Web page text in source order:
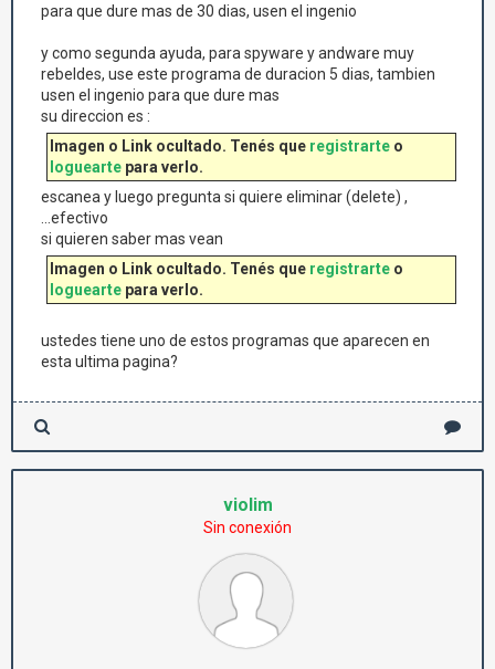
para que dure mas de 30 dias, usen el ingenio
y como segunda ayuda, para spyware y andware muy
rebeldes, use este programa de duracion 5 dias, tambien
usen el ingenio para que dure mas
su direccion es :
Imagen o Link ocultado. Tenés que registrarte o
loguearte para verlo.
escanea y luego pregunta si quiere eliminar (delete) ,
...efectivo
si quieren saber mas vean
Imagen o Link ocultado. Tenés que registrarte o
loguearte para verlo.
ustedes tiene uno de estos programas que aparecen en
esta ultima pagina?
violim
Sin conexión